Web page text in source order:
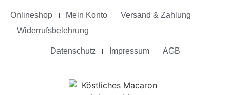
Onlineshop Mein Konto
Versand & Zahlung
Widerrufsbelehrung
Datenschutz Impressum AGB